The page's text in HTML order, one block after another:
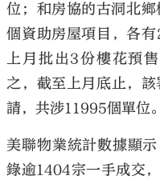
位；和房協的古洞北
個資助房屋項目，各
上月批出3份樓花預
之，截至上月底止，
請，共涉11995個單位。
美聯物業統計數據顯
錄逾1404宗一手成交